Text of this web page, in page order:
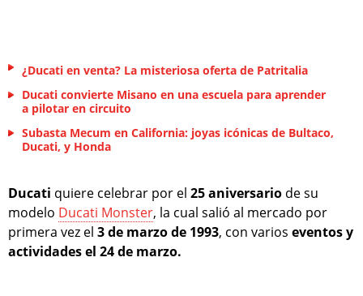
¿Ducati en venta? La misteriosa oferta de Patritalia
Ducati convierte Misano en una escuela para aprender
a pilotar en circuito
Subasta Mecum en California: joyas icónicas de Bultaco,
Ducati, y Honda
Ducati quiere celebrar por el 25 aniversario de su
modelo Ducati Monster, la cual salió al mercado por
primera vez el 3 de marzo de 1993, con varios eventos y
actividades el 24 de marzo.